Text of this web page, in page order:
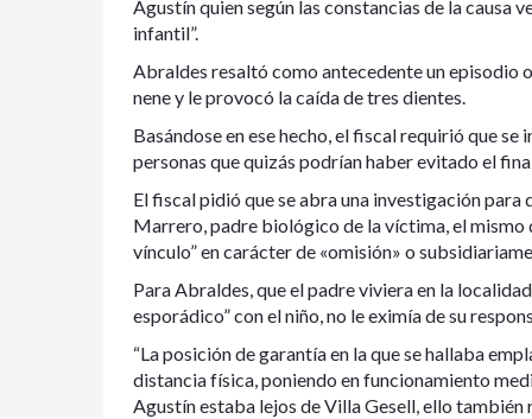
Agustín quien según las constancias de la causa
infantil”.
Abraldes resaltó como antecedente un episodio
nene y le provocó la caída de tres dientes.
Basándose en ese hecho, el fiscal requirió que
personas que quizás podrían haber evitado el
El fiscal pidió que se abra una investigación
Marrero, padre biológico de la víctima, el mismo
vínculo” en carácter de «omisión» o
Para Abraldes, que el padre viviera en la
esporádico” con el niño, no le eximía de su
“La posición de garantía en la que se hallaba
distancia física, poniendo en funcionamiento
Agustín estaba lejos de Villa Gesell, ello también